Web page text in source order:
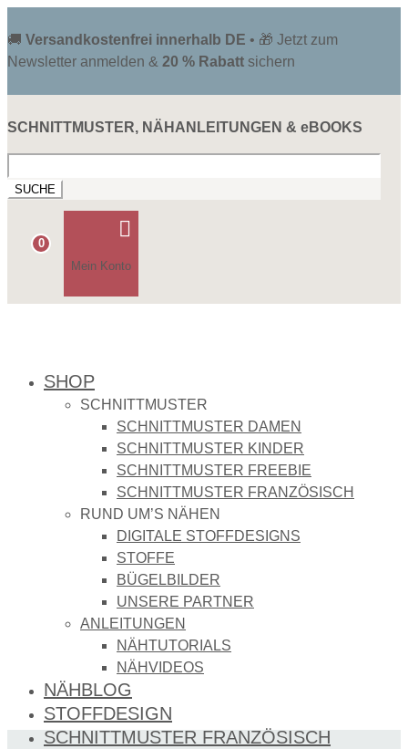
🚚 Versandkostenfrei innerhalb DE • 🎁 Jetzt zum
Newsletter anmelden & 20 % Rabatt sichern
SCHNITTMUSTER, NÄHANLEITUNGEN & eBOOKS
nach:
0

Mein Konto
SHOP
SCHNITTMUSTER
SCHNITTMUSTER DAMEN
SCHNITTMUSTER KINDER
SCHNITTMUSTER FREEBIE
SCHNITTMUSTER FRANZÖSISCH
RUND UM’S NÄHEN
DIGITALE STOFFDESIGNS​
STOFFE
BÜGELBILDER
UNSERE PARTNER
ANLEITUNGEN
NÄHTUTORIALS
NÄHVIDEOS
NÄHBLOG
STOFFDESIGN
SCHNITTMUSTER FRANZÖSISCH